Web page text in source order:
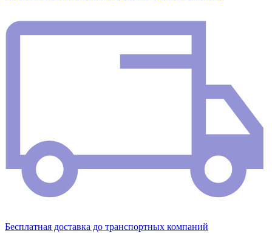
Бесплатная доставка до транспортных компаний